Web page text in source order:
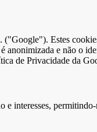
Estes
e não o
de Privacidade da
interesses,